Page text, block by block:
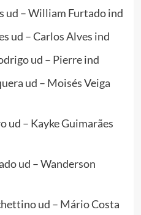
ud – William Furtado ind
ud – Carlos Alves ind
ud – Pierre ind
ud – Moisés Veiga
ud – Kayke Guimarães
ud – Wanderson
ud – Mário Costa